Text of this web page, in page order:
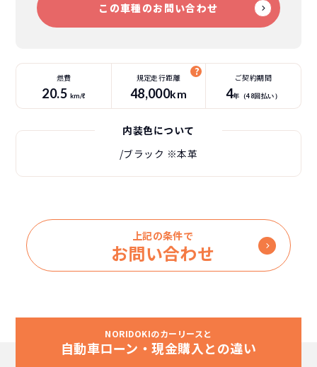
この車種のお問い合わせ
燃費
20.5 km/ℓ
規定走行距離
48,000km
ご契約期間
4年（48回払い）
内装色について
/ブラック ※本革
上記の条件で
お問い合わせ
NORIDOKIのカーリースと
自動車ローン・現金購入との違い